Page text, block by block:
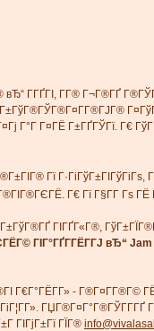
вЂ“ Г­ГҐГІ, Г­Г® Г¬Г®ГҐ
Г°Г Г¤ГЁ Г±ГҐГЎГї. Г€
Гї
Г€ Гї Г§Г­Г Гѕ
Г±ГўГ®ГҐ ГІГҐГ«Г®,
ГІГ°ГҐГ­ГЁГ­ГЈ вЂ“
Г€Г°ГЁГ­Г» - Г®Г¤Г­Г®Г©
ГЏГ®Г¤Г°Г®ГЎГ­Г­ГҐ
ГІГјГ±Гї ГЇГ®